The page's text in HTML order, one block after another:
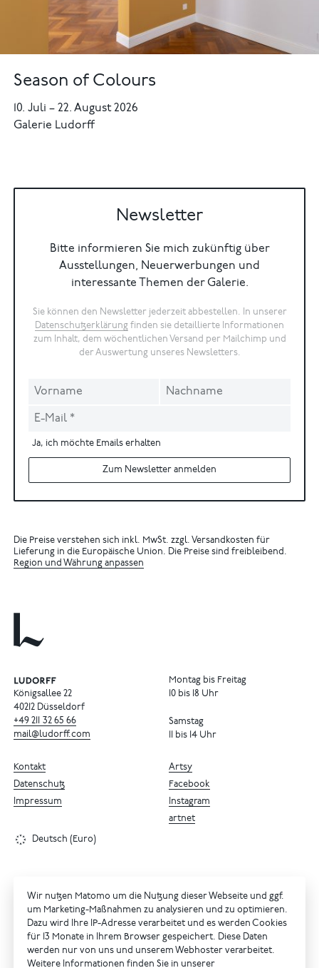
Season of Colours
10. Juli–22. August 2026
Galerie Ludorff
Newsletter
Bitte informieren Sie mich zukünftig über
Ausstellungen, Neuerwerbungen und
interessante Themen der Galerie.
Sie können den Newsletter jederzeit abbestellen. In unserer
Datenschutzerklärung finden sie detaillierte Informationen
zum Inhalt, dem wöchentlichen Versand per Mailchimp und
der Auswertung unseres Newsletters.
Ja, ich möchte Emails erhalten
Zum Newsletter anmelden
Die Preise verstehen sich inkl. MwSt. zzgl. Versandkosten für
Lieferung in die Europäische Union. Die Preise sind freibleibend.
Region und Währung anpassen
Königsallee 22
40212 Düsseldorf
+49 211 32 65 66
mail@ludorff.com
Montag bis Freitag
10 bis 18 Uhr
Samstag
11 bis 14 Uhr
Artsy
Facebook
Instagram
artnet
Kontakt
Datenschutz
Impressum
Deutsch (Euro)
Wir nutzen Matomo um die Nutzung dieser Webseite und ggf.
um Marketing-Maßnahmen zu analysieren und zu optimieren.
Dazu wird Ihre IP-Adresse verarbeitet und es werden Cookies
für 13 Monate in Ihrem Browser gespeichert. Diese Daten
werden nur von uns und unserem Webhoster verarbeitet.
Weitere Informationen finden Sie in unserer